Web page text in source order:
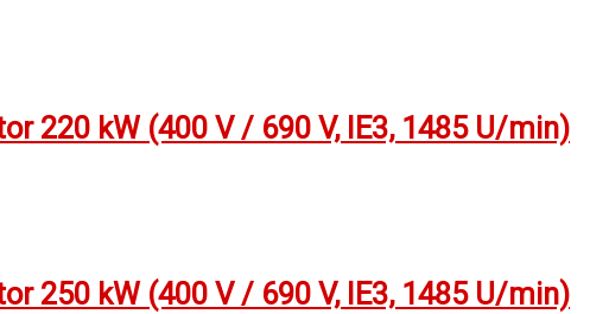
220 kW (400 V / 690 V, IE3, 1485 U/min)
250 kW (400 V / 690 V, IE3, 1485 U/min)